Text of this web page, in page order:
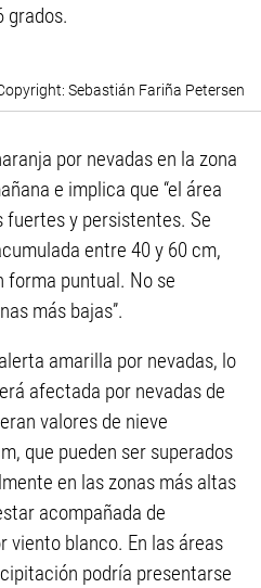
grados.
Sebastián Fariña Petersen
por nevadas en la zona
e implica que “el área
fuertes y persistentes. Se
entre 40 y 60 cm,
forma puntual. No se
más bajas”.
amarilla por nevadas, lo
afectada por nevadas de
valores de nieve
que pueden ser superados
en las zonas más altas
acompañada de
viento blanco. En las áreas
podría presentarse